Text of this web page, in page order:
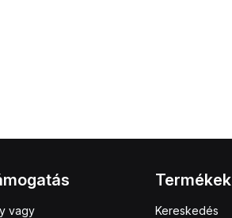
vagy
Termékek
Kereskedés